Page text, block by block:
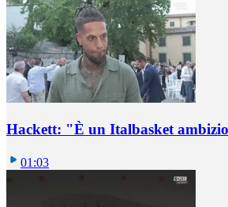
Hackett: "È un Italbasket
01:03